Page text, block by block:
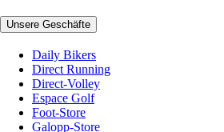
Unsere Geschäfte
Daily Bikers
Direct Running
Direct-Volley
Espace Golf
Foot-Store
Galopp-Store